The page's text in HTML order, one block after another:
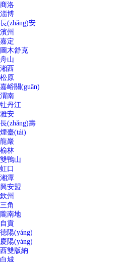
商洛
淄博
長(zhǎng)安
濱州
嘉定
圖木舒克
舟山
湘西
松原
嘉峪關(guān)
渭南
牡丹江
雅安
長(zhǎng)壽
煙臺(tái)
龍巖
榆林
雙鴨山
虹口
湘潭
興安盟
欽州
三角
隴南地
自貢
德陽(yáng)
慶陽(yáng)
西雙版納
白城